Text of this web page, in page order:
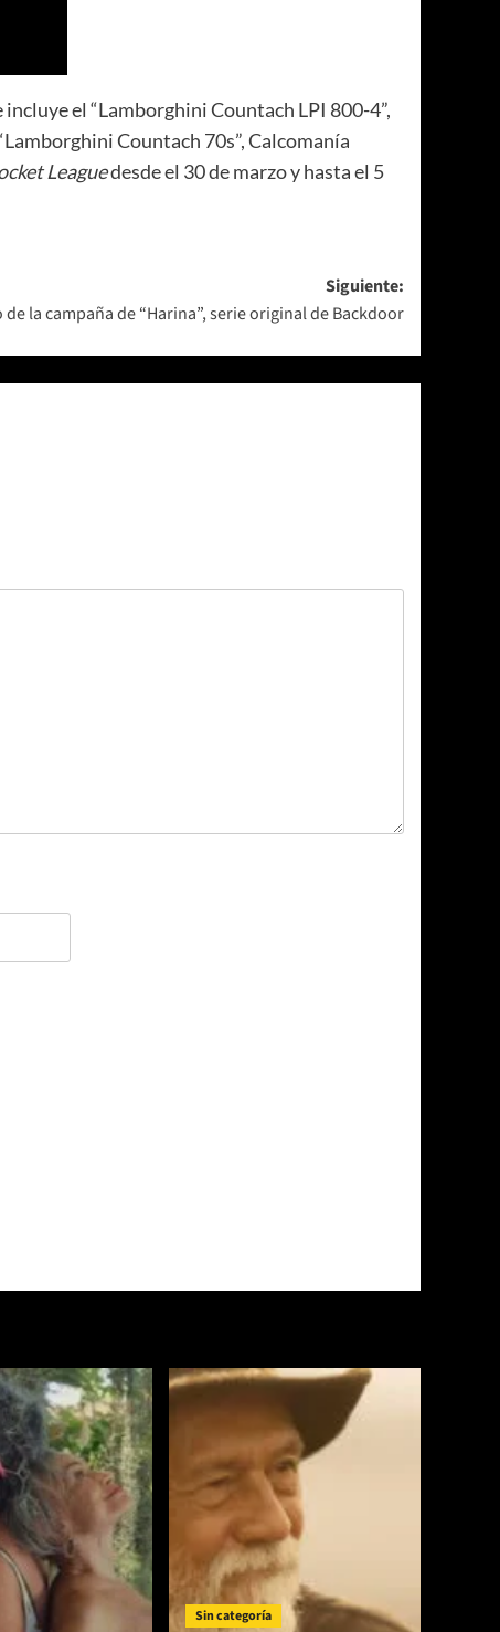
el “Lamborghini Countach LPI 800-4”,
Countach 70s”, Calcomanía
Leaguedesde el 30 de marzo y hasta el 5
Siguiente:
la campaña de “Harina”, serie original de Backdoor
Sin categoría